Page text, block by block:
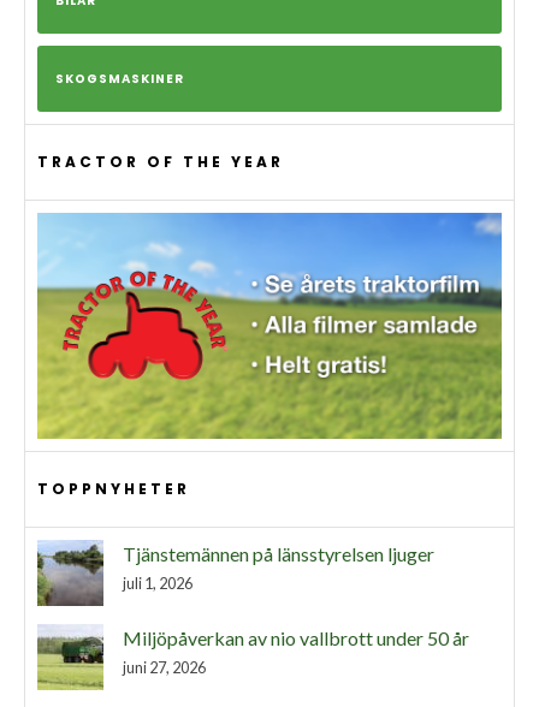
SKOGSMASKINER
TRACTOR OF THE YEAR
TOPPNYHETER
Tjänstemännen på länsstyrelsen ljuger
juli 1, 2026
Miljöpåverkan av nio vallbrott under 50 år
juni 27, 2026